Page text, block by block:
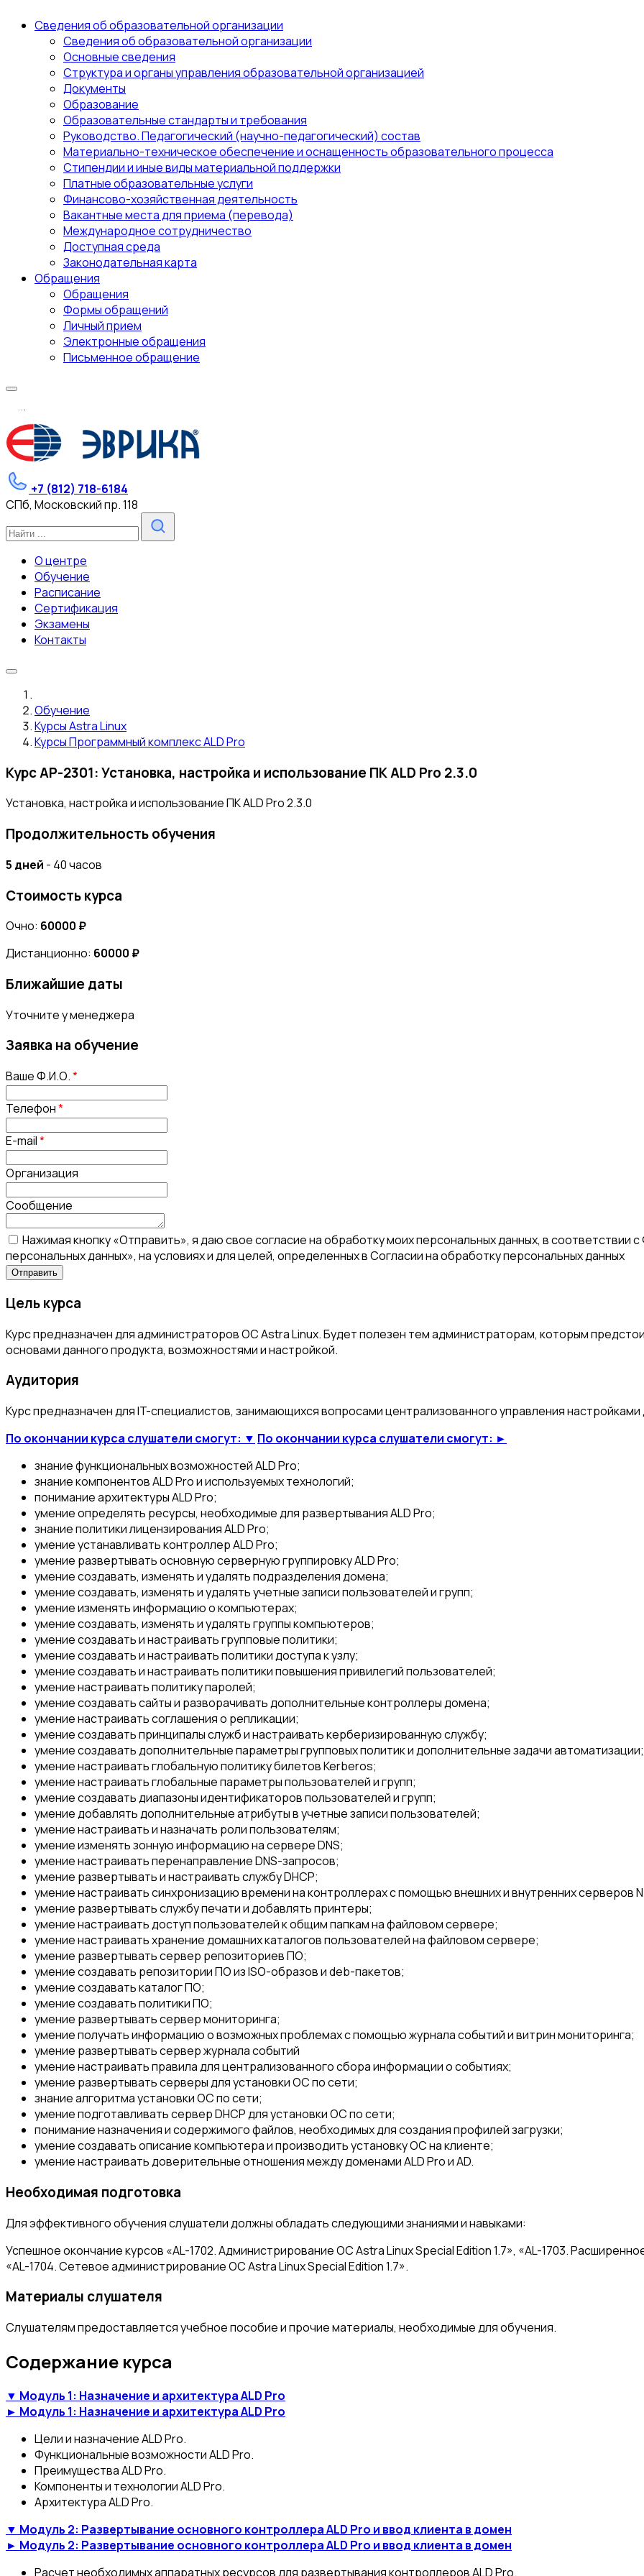
Сведения об образовательной организации
Сведения об образовательной организации
Основные сведения
Структура и органы управления образовательной организацией
Документы
Образование
Образовательные стандарты и требования
Руководство. Педагогический (научно-педагогический) состав
Материально-техническое обеспечение и оснащенность образовательного процесса
Стипендии и иные виды материальной поддержки
Платные образовательные услуги
Финансово-хозяйственная деятельность
Вакантные места для приема (перевода)
Международное сотрудничество
Доступная среда
Законодательная карта
Обращения
Обращения
Формы обращений
Личный прием
Электронные обращения
Письменное обращение
...
+7 (812) 718-6184
СПб, Московский пр. 118
О центре
Обучение
Расписание
Сертификация
Экзамены
Контакты
Обучение
Курсы Astra Linux
Курсы Программный комплекс ALD Pro
Курс AP-2301: Установка, настройка и использование ПК ALD Pro 2.3.0
Установка, настройка и использование ПК ALD Pro 2.3.0
Продолжительность обучения
5 дней - 40 часов
Стоимость курса
Очно: 60000 ₽
Дистанционно: 60000 ₽
Ближайшие даты
Уточните у менеджера
Заявка на обучение
Ваше Ф.И.О.*
Телефон*
E-mail*
Организация
Сообщение
Нажимая кнопку «Отправить», я даю свое согласие на обработку моих персональных данных, в
персональных данных», на условиях и для целей, определенных в Согласии на обработку персональных данных
Цель курса
Курс предназначен для администраторов ОС Astra Linux. Будет полезен тем администраторам, которым
основами данного продукта, возможностями и настройкой.
Аудитория
Курс предназначен для IT-специалистов, занимающихся вопросами централизованного управления
По окончании курса слушатели смогут: ▼ По окончании курса слушатели смогут: ►
знание функциональных возможностей ALD Pro;
знание компонентов ALD Pro и используемых технологий;
понимание архитектуры ALD Pro;
умение определять ресурсы, необходимые для развертывания ALD Pro;
знание политики лицензирования ALD Pro;
умение устанавливать контроллер ALD Pro;
умение развертывать основную серверную группировку ALD Pro;
умение создавать, изменять и удалять подразделения домена;
умение создавать, изменять и удалять учетные записи пользователей и групп;
умение изменять информацию о компьютерах;
умение создавать, изменять и удалять группы компьютеров;
умение создавать и настраивать групповые политики;
умение создавать и настраивать политики доступа к узлу;
умение создавать и настраивать политики повышения привилегий пользователей;
умение настраивать политику паролей;
умение создавать сайты и разворачивать дополнительные контроллеры домена;
умение настраивать соглашения о репликации;
умение создавать принципалы служб и настраивать керберизированную службу;
умение создавать дополнительные параметры групповых политик и дополнительные задачи автоматизации;
умение настраивать глобальную политику билетов Kerberos;
умение настраивать глобальные параметры пользователей и групп;
умение создавать диапазоны идентификаторов пользователей и групп;
умение добавлять дополнительные атрибуты в учетные записи пользователей;
умение настраивать и назначать роли пользователям;
умение изменять зонную информацию на сервере DNS;
умение настраивать перенаправление DNS-запросов;
умение развертывать и настраивать службу DHCP;
умение настраивать синхронизацию времени на контроллерах с помощью внешних и внутренних серверов
умение развертывать службу печати и добавлять принтеры;
умение настраивать доступ пользователей к общим папкам на файловом сервере;
умение настраивать хранение домашних каталогов пользователей на файловом сервере;
умение развертывать сервер репозиториев ПО;
умение создавать репозитории ПО из ISO-образов и deb-пакетов;
умение создавать каталог ПО;
умение создавать политики ПО;
умение развертывать сервер мониторинга;
умение получать информацию о возможных проблемах с помощью журнала событий и витрин мониторинга;
умение развертывать сервер журнала событий
умение настраивать правила для централизованного сбора информации о событиях;
умение развертывать серверы для установки ОС по сети;
знание алгоритма установки ОС по сети;
умение подготавливать сервер DHCP для установки ОС по сети;
понимание назначения и содержимого файлов, необходимых для создания профилей загрузки;
умение создавать описание компьютера и производить установку ОС на клиенте;
умение настраивать доверительные отношения между доменами ALD Pro и AD.
Необходимая подготовка
Для эффективного обучения слушатели должны обладать следующими знаниями и навыками:
Успешное окончание курсов «AL-1702. Администрирование ОС Astra Linux Special Edition 1.7», «AL-1703.
«AL-1704. Сетевое администрирование ОС Astra Linux Special Edition 1.7».
Материалы слушателя
Слушателям предоставляется учебное пособие и прочие материалы, необходимые для обучения.
Содержание курса
▼ Модуль 1: Назначение и архитектура ALD Pro
► Модуль 1: Назначение и архитектура ALD Pro
Цели и назначение ALD Pro.
Функциональные возможности ALD Pro.
Преимущества ALD Pro.
Компоненты и технологии ALD Pro.
Архитектура ALD Pro.
▼ Модуль 2: Развертывание основного контроллера ALD Pro и ввод клиента в домен
► Модуль 2: Развертывание основного контроллера ALD Pro и ввод клиента в домен
Расчет необходимых аппаратных ресурсов для развертывания контроллеров ALD Pro.